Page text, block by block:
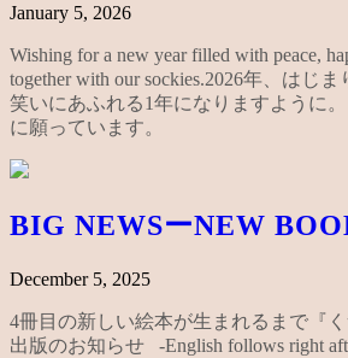
January 5, 2026
Wishing for a new year filled with peace,
together with our sockies.2026年、はじ
笑いにあふれる1年になりますように
に願っています。
BIG NEWSーNEW
December 5, 2025
4冊目の新しい絵本が生まれるまで『く
出版のお知らせ -English follows right